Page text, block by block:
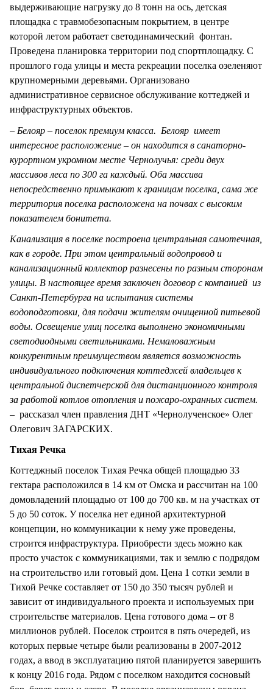
выдерживающие нагрузку до 8 тонн на ось, детская
площадка с травмобезопасным покрытием, в центре
которой летом работает светодинамический фонтан.
Проведена планировка территории под спортплощадку. С
прошлого года улицы и места рекреации поселка озеленяют
крупномерными деревьями. Организовано
административное сервисное обслуживание коттеджей и
инфраструктурных объектов.
– Белояр – поселок премиум класса. Белояр имеет
интересное расположение – он находится в санаторно-
курортном укромном месте Чернолучья: среди двух
массивов леса по 300 га каждый. Оба массива
непосредственно примыкают к границам поселка, сама же
территория поселка расположена на почвах с высоким
показателем бонитета.
Канализация в поселке построена центральная самотечная,
как в городе. При этом центральный водопровод и
канализационный коллектор разнесены по разным сторонам
улицы. В настоящее время заключен договор с компанией из
Санкт-Петербурга на испытания системы
водоподготовки, для подачи жителям очищенной питьевой
воды. Освещение улиц поселка выполнено экономичными
светодиодными светильниками. Немаловажным
конкурентным преимуществом является возможность
индивидуального подключения коттеджей владельцев к
центральной диспетчерской для дистанционного контроля
за работой котлов отопления и пожаро-охранных систем.
– рассказал член правления ДНТ «Чернолученское» Олег
Олегович ЗАГАРСКИХ.
Тихая Речка
Коттеджный поселок Тихая Речка общей площадью 33
гектара расположился в 14 км от Омска и рассчитан на 100
домовладений площадью от 100 до 700 кв. м на участках от
5 до 50 соток. У поселка нет единой архитектурной
концепции, но коммуникации к нему уже проведены,
строится инфраструктура. Приобрести здесь можно как
просто участок с коммуникациями, так и землю с подрядом
на строительство или готовый дом. Цена 1 сотки земли в
Тихой Речке составляет от 150 до 350 тысяч рублей и
зависит от индивидуального проекта и используемых при
строительстве материалов. Цена готового дома – от 8
миллионов рублей. Поселок строится в пять очередей, из
которых первые четыре были реализованы в 2007-2012
годах, а ввод в эксплуатацию пятой планируется завершить
к концу 2016 года. Рядом с поселком находится сосновый